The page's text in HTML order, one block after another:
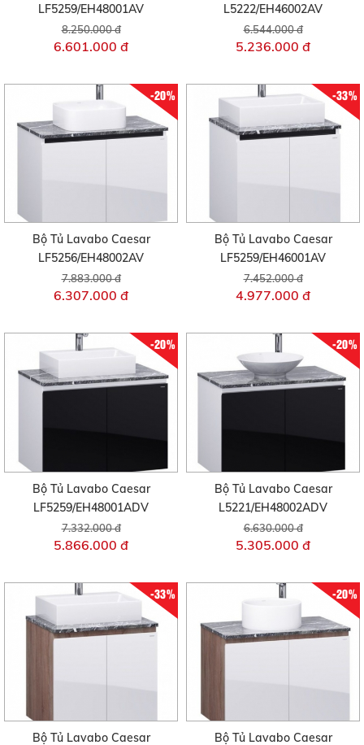
LF5259/EH48001AV
8.250.000 đ
6.601.000 đ
L5222/EH46002AV
6.544.000 đ
5.236.000 đ
-20%
Bộ Tủ Lavabo Caesar
LF5256/EH48002AV
7.883.000 đ
6.307.000 đ
-33%
Bộ Tủ Lavabo Caesar
LF5259/EH46001AV
7.452.000 đ
4.977.000 đ
-20%
Bộ Tủ Lavabo Caesar
LF5259/EH48001ADV
7.332.000 đ
5.866.000 đ
-20%
Bộ Tủ Lavabo Caesar
L5221/EH48002ADV
6.630.000 đ
5.305.000 đ
-33%
Bộ Tủ Lavabo Caesar
-20%
Bộ Tủ Lavabo Caesar